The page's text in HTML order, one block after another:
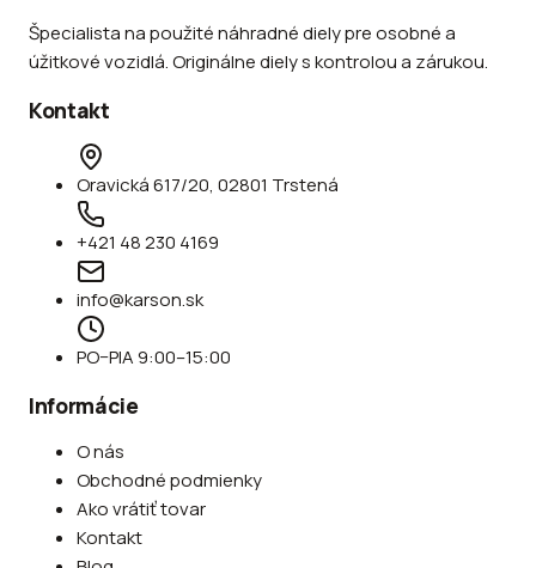
Špecialista na použité náhradné diely pre osobné a
úžitkové vozidlá. Originálne diely s kontrolou a zárukou.
Kontakt
Oravická 617/20, 02801 Trstená
+421 48 230 4169
info@karson.sk
PO–PIA 9:00–15:00
Informácie
O nás
Obchodné podmienky
Ako vrátiť tovar
Kontakt